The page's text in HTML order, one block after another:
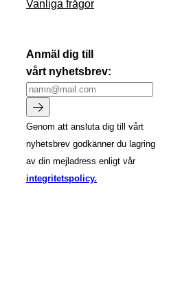
Vanliga frågor
Anmäl dig till
vårt nyhetsbrev:
Genom att ansluta dig till vårt
nyhetsbrev godkänner du lagring
av din mejladress enligt vår
integritetspolicy.